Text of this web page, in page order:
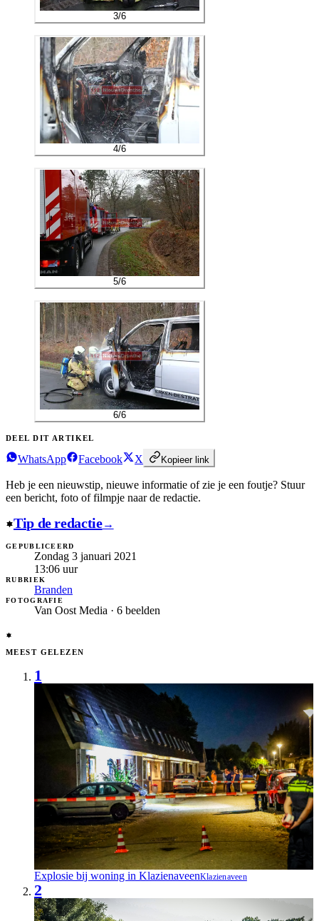
3/6
4/6
5/6
6/6
DEEL DIT ARTIKEL
WhatsApp Facebook X Kopieer link
Heb je een nieuwstip, nieuwe informatie of zie je een foutje? Stuur
een bericht, foto of filmpje naar de redactie.
Tip de redactie→
GEPUBLICEERD
Zondag 3 januari 2021
13:06 uur
RUBRIEK
Branden
FOTOGRAFIE
Van Oost Media · 6 beelden
MEEST GELEZEN
1
Explosie bij woning in KlazienaveenKlazienaveen
2